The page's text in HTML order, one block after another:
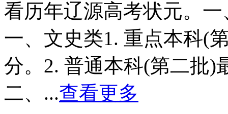
看历年辽源高考状元。
一、文史类1. 重点本科(
分。2. 普通本科(第二批)
二、...查看更多